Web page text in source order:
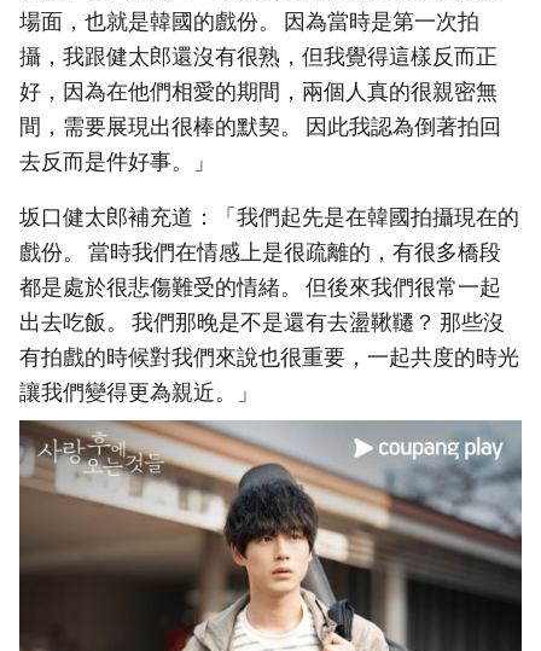
場面，也就是韓國的戲份。 因為當時是第一次拍
攝，我跟健太郎還沒有很熟，但我覺得這樣反而正
好，因為在他們相愛的期間，兩個人真的很親密無
間，需要展現出很棒的默契。 因此我認為倒著拍回
去反而是件好事。」
坂口健太郎補充道：「我們起先是在韓國拍攝現在的
戲份。 當時我們在情感上是很疏離的，有很多橋段
都是處於很悲傷難受的情緒。 但後來我們很常一起
出去吃飯。 我們那晚是不是還有去盪鞦韆？ 那些沒
有拍戲的時候對我們來說也很重要，一起共度的時光
讓我們變得更為親近。」